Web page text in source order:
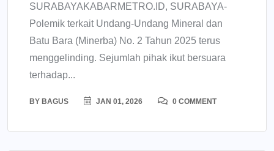
SURABAYAKABARMETRO.ID, SURABAYA-
Polemik terkait Undang-Undang Mineral dan
Batu Bara (Minerba) No. 2 Tahun 2025 terus
menggelinding. Sejumlah pihak ikut bersuara
terhadap...
BY BAGUS JAN 01, 2026 0 COMMENT